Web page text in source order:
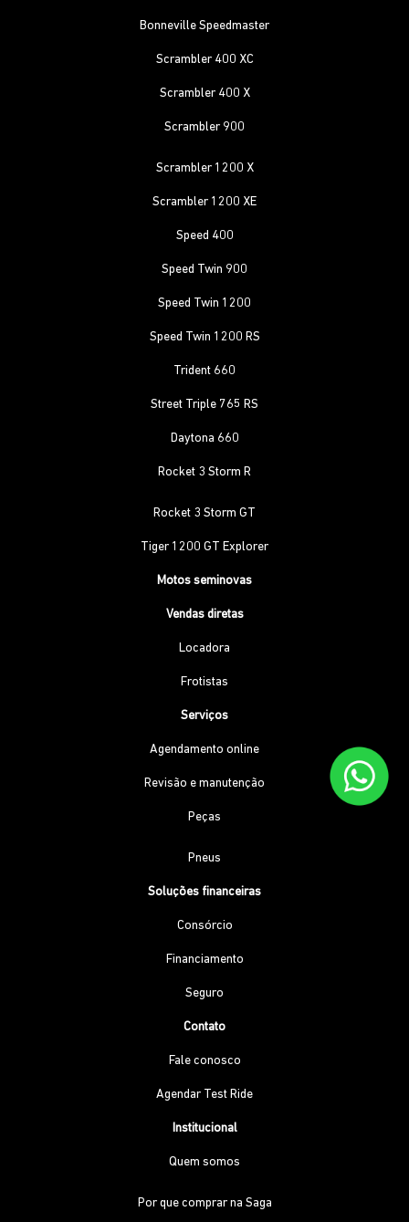
Bonneville Speedmaster
Scrambler 400 XC
Scrambler 400 X
Scrambler 900
Scrambler 1200 X
Scrambler 1200 XE
Speed 400
Speed Twin 900
Speed Twin 1200
Speed Twin 1200 RS
Trident 660
Street Triple 765 RS
Daytona 660
Rocket 3 Storm R
Rocket 3 Storm GT
Tiger 1200 GT Explorer
Motos seminovas
Vendas diretas
Locadora
Frotistas
Serviços
Agendamento online
Revisão e manutenção
Peças
Pneus
Soluções financeiras
Consórcio
Financiamento
Seguro
Contato
Fale conosco
Agendar Test Ride
Institucional
Quem somos
Por que comprar na Saga